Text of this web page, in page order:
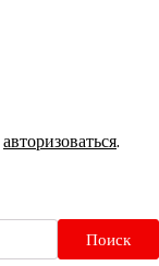
авторизоваться.
Поиск